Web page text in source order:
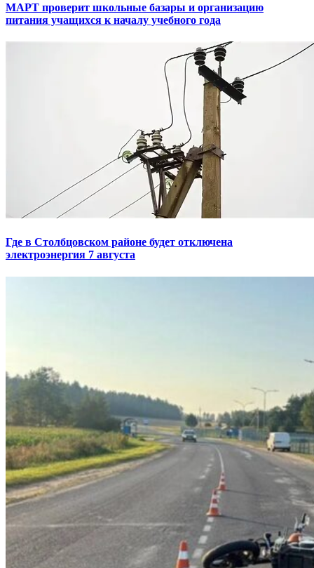
МАРТ проверит школьные базары и организацию
питания учащихся к началу учебного года
Где в Столбцовском районе будет отключена
электроэнергия 7 августа